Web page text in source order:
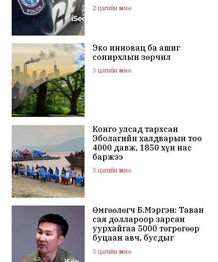
2 цагийн өмнө
Эко инновац ба ашиг
сонирхлын зөрчил
3 цагийн өмнө
Конго улсад тархсан
Эболагийн халдварын тоо
4000 давж, 1850 хүн нас
баржээ
3 цагийн өмнө
Өмгөөлөгч Б.Мэргэн: Таван
сая доллароор зарсан
уурхайгаа 5000 төгрөгөөр
буцаан авч, бусдыг
залилсан Ө.Ганзоригийн
өмгөөлөгч ёс зүйгүйгээр
3 цагийн өмнө